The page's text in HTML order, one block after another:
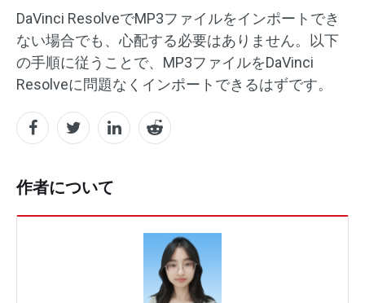
DaVinci ResolveでMP3ファイルをインポートでき
ない場合でも、心配する必要はありません。以下
の手順に従うことで、MP3ファイルをDaVinci
Resolveに問題なくインポートできるはずです。
作者について